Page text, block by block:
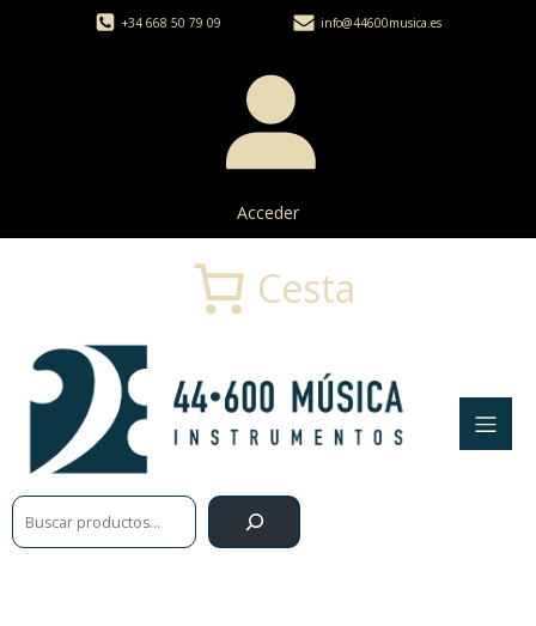
+34 668 50 79 09 info@44600musica.es
Acceder
Buscar
Cesta